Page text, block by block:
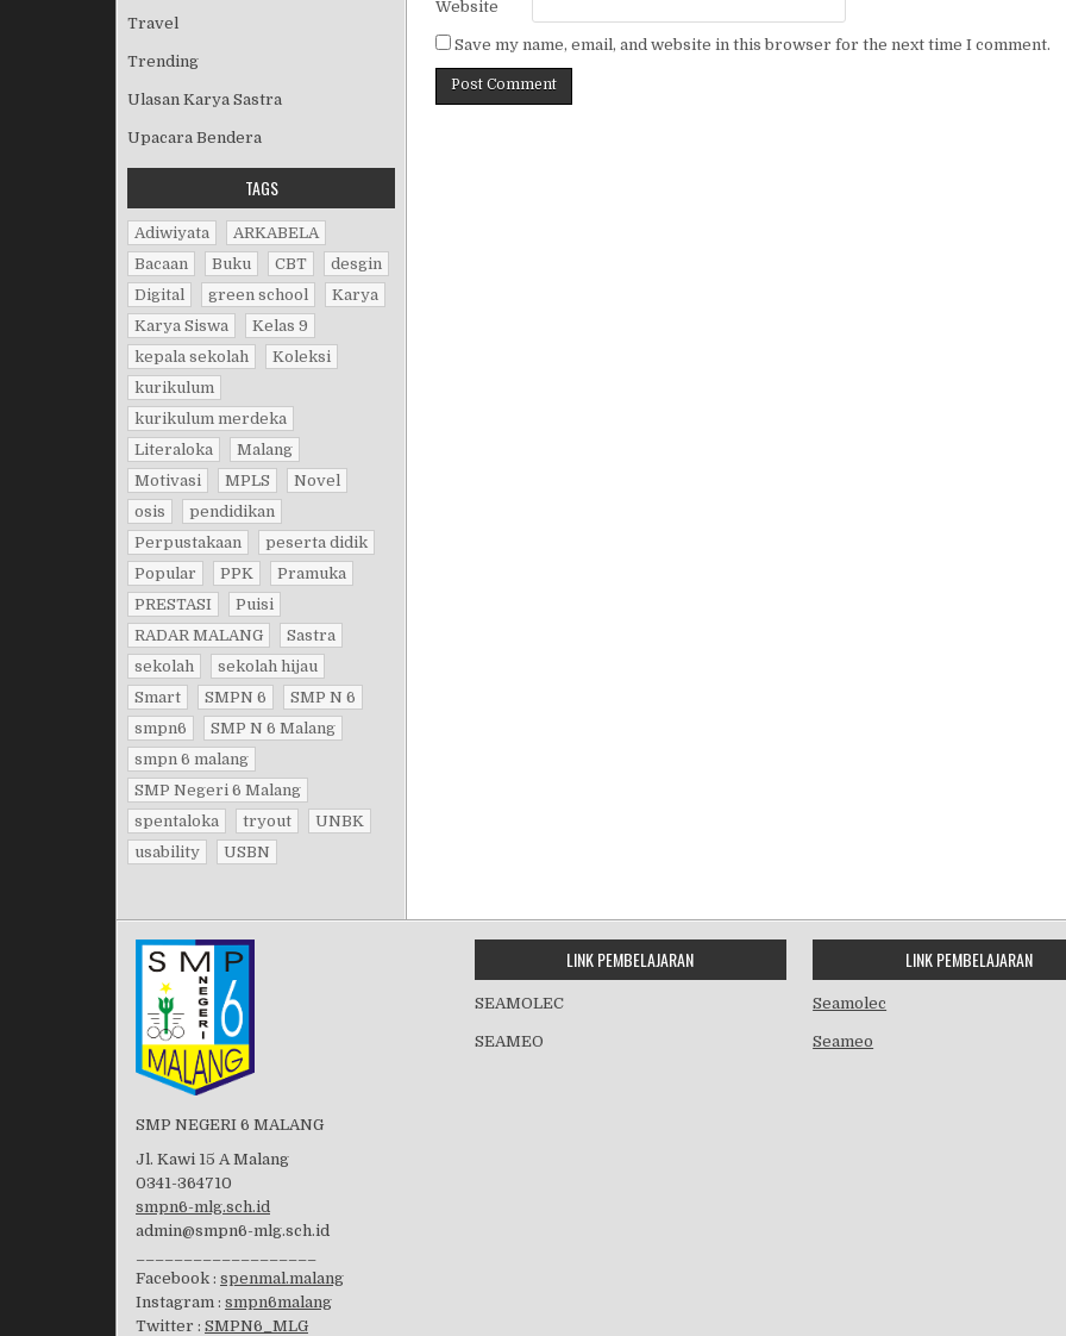
Website
Save my name, email, and website in this browser for the next time I comment.
Travel
Trending
Ulasan Karya Sastra
Upacara Bendera
TAGS
Adiwiyata
ARKABELA
Bacaan
Buku CBT
desgin
Digital
green school
Karya
Karya Siswa
Kelas 9
kepala sekolah
Koleksi
kurikulum
kurikulum merdeka
Literaloka
Malang
Motivasi
MPLS
Novel
osis
pendidikan
Perpustakaan
peserta didik
Popular
PPK
Pramuka
PRESTASI
Puisi
RADAR MALANG
Sastra
sekolah
sekolah hijau
Smart
SMPN 6
SMP N 6
smpn6
SMP N 6 Malang
smpn 6 malang
SMP Negeri 6 Malang
spentaloka
tryout
UNBK
usability
USBN
SMP NEGERI 6 MALANG
Jl. Kawi 15 A Malang
0341-364710
smpn6-mlg.sch.id
admin@smpn6-mlg.sch.id
Facebook : spenmal.malang
Instagram : smpn6malang
Twitter : SMPN6_MLG
LINK PEMBELAJARAN
SEAMOLEC
SEAMEO
LINK PEMBELAJARAN
Seamolec
Seameo